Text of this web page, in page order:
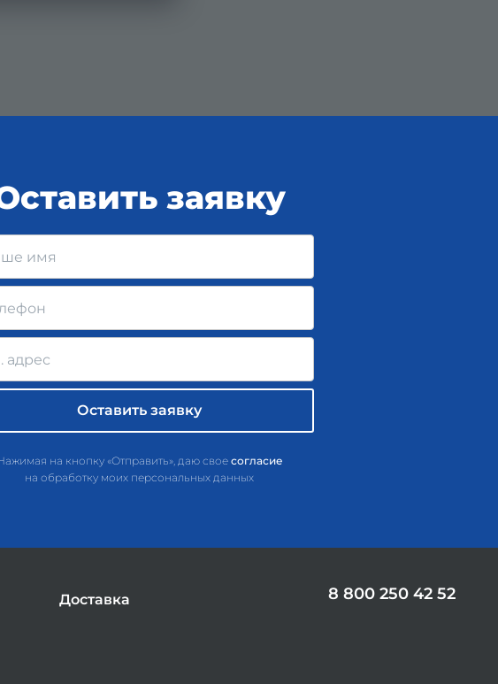
заявку
на кнопку «Отправить», даю свое согласие
на обработку моих персональных данных
Доставка 8 800 250 42 52